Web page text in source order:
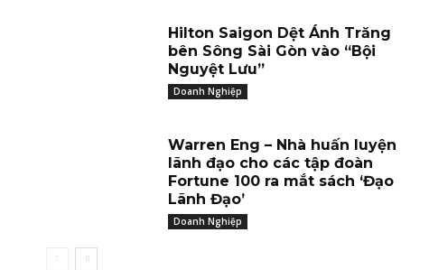
Hilton Saigon Dệt Ánh Trăng
bên Sông Sài Gòn vào “Bội
Nguyệt Lưu”
Doanh Nghiệp
Warren Eng – Nhà huấn luyện
lãnh đạo cho các tập đoàn
Fortune 100 ra mắt sách ‘Đạo
Lãnh Đạo’
Doanh Nghiệp